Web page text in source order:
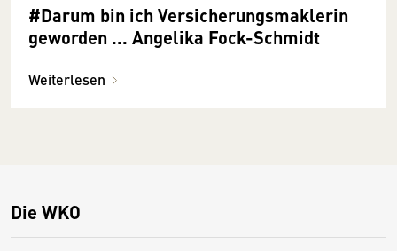
#Darum bin ich Versicherungsmaklerin
geworden ... Angelika Fock-Schmidt
Weiterlesen
Die WKO